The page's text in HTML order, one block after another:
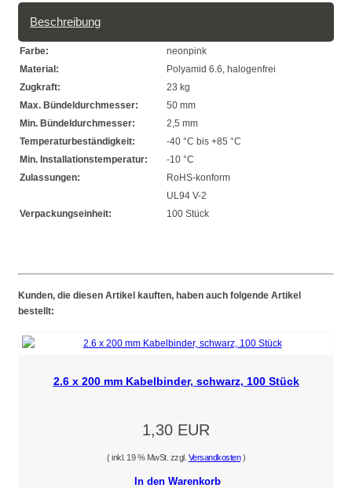
Beschreibung
Farbe:
neonpink
Material:
Polyamid 6.6, halogenfrei
Zugkraft:
23 kg
Max. Bündeldurchmesser:
50 mm
Min. Bündeldurchmesser:
2,5 mm
Temperaturbeständigkeit:
-40 °C bis +85 °C
Min. Installationstemperatur:
-10 °C
Zulassungen:
RoHS-konform
UL94 V-2
Verpackungseinheit:
100 Stück
Kunden, die diesen Artikel kauften, haben auch folgende Artikel
bestellt:
2.6 x 200 mm Kabelbinder, schwarz, 100 Stück
1,30 EUR
( inkl. 19 % MwSt. zzgl. Versandkosten)
In den Warenkorb